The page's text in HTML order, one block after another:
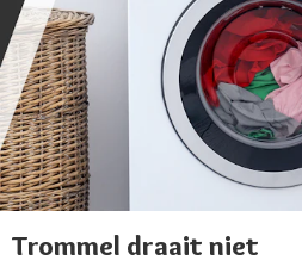
Trommel draait niet